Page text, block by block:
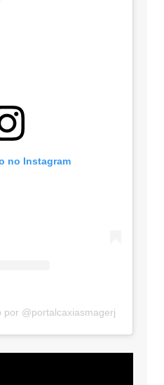
no Instagram
por @portalcaxiasmagerj